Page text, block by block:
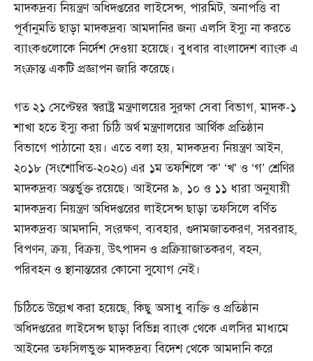
মাদকদ্রব্য নিয়ন্ত্রণ অধিদপ্তরের লাইসেন্স, পারমিট, অনাপত্তি বা
পূর্বানুমতি ছাড়া মাদকদ্রব্য আমদানির জন্য এলসি ইস্যু না করতে
ব্যাংকগুলোকে নির্দেশ দেওয়া হয়েছে। বুধবার বাংলাদেশ ব্যাংক এ
সংক্রান্ত একটি প্রজ্ঞাপন জারি করেছে।
গত ২১ সেপ্টেম্বর স্বরাষ্ট্র মন্ত্রণালয়ের সুরক্ষা সেবা বিভাগ, মাদক-১
শাখা হতে ইস্যু করা চিঠি অর্থ মন্ত্রণালয়ের আর্থিক প্রতিষ্ঠান
বিভাগে পাঠানো হয়। এতে বলা হয়, মাদকদ্রব্য নিয়ন্ত্রণ আইন,
২০১৮ (সংশোধিত-২০২০) এর ১ম তফশিলে ‘ক’ ‘খ’ ও ‘গ’ শ্রেণির
মাদকদ্রব্য অন্তর্ভুক্ত রয়েছে। আইনের ৯, ১০ ও ১১ ধারা অনুযায়ী
মাদকদ্রব্য নিয়ন্ত্রণ অধিদপ্তরের লাইসেন্স ছাড়া তফসিলে বর্ণিত
মাদকদ্রব্য আমদানি, সংরক্ষণ, ব্যবহার, গুদামজাতকরণ, সরবরাহ,
বিপণন, ক্রয়, বিক্রয়, উৎপাদন ও প্রক্রিয়াজাতকরণ, বহন,
পরিবহন ও স্থানান্তরের কোনো সুযোগ নেই।
চিঠিতে উল্লেখ করা হয়েছে, কিছু অসাধু ব্যক্তি ও প্রতিষ্ঠান
অধিদপ্তরের লাইসেন্স ছাড়া বিভিন্ন ব্যাংক থেকে এলসির মাধ্যমে
আইনের তফসিলভুক্ত মাদকদ্রব্য বিদেশ থেকে আমদানি করে